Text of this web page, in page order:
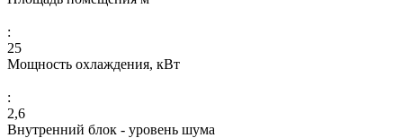
:
25
Мощность охлаждения, кВт
:
2,6
Внутренний блок - уровень шума